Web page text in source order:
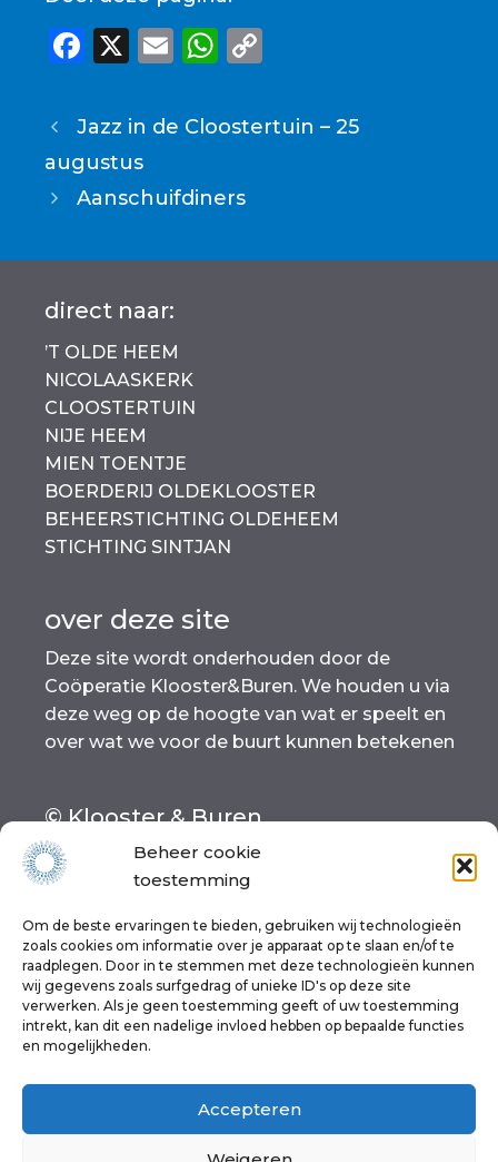
Beheer cookie
toestemming
Om de beste ervaringen te bieden, gebruiken wij technologieën
zoals cookies om informatie over je apparaat op te slaan en/of te
raadplegen. Door in te stemmen met deze technologieën kunnen
wij gegevens zoals surfgedrag of unieke ID's op deze site
verwerken. Als je geen toestemming geeft of uw toestemming
intrekt, kan dit een nadelige invloed hebben op bepaalde functies
en mogelijkheden.
Accepteren
F
c
e
b
o
k
X
E
ai
W
a
A
p
p
k
Jazz in de Cloostertuin – 25
augustus
Aanschuifdiners
direct naar:
’T OLDE HEEM
NICOLAASKERK
CLOOSTERTUIN
NIJE HEEM
MIEN TOENTJE
BOERDERIJ OLDEKLOOSTER
BEHEERSTICHTING OLDEHEEM
STICHTING SINTJAN
over deze site
Deze site wordt onderhouden door de
Coöperatie Klooster&Buren. We houden u via
deze weg op de hoogte van wat er speelt en
over wat we voor de buurt kunnen betekenen
© Klooster & Buren
Organisatie
Lid worden
Werken bij
Meedoen
Contact
Disclaimer
Privacy-beleid
Cookiebeleid (EU)
het dorp is de wereld!